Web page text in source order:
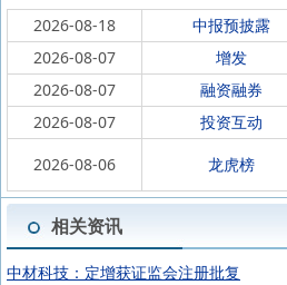
2026-08-18 中报预披露
2026-08-07
增发
2026-08-07
融资融券
2026-08-07
投资互动
2026-08-06
龙虎榜
相关资讯
中材科技：定增获证监会注册批复